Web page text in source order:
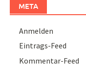
META
Anmelden
Eintrags-Feed
Kommentar-Feed